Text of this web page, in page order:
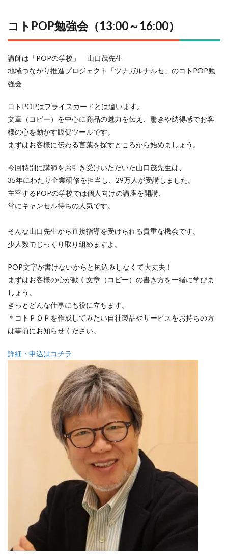
コトPOP勉強会（13:00～16:00）
講師は「POPの学校」 山口茂先生
地域つながり推進プロジェクト「ツナガルナルセ」のコトPOP勉
強会
コトPOPはプライスカードとは違います。
文章（コピー）を中心に商品の魅力を伝え、驚きや納得感でお客
様の心を動かす販促ツールです。
まずはお客様に伝わる言葉を探すところから始めましょう。
今回特別に講師をお引き受けいただいた山口茂先生は、
35年にわたり企業研修を担当し、29万人が受講しました。
主宰するPOPの学校では個人向けの講座を開講、
常にキャンセル待ちの人気です。
そんな山口先生から直接指導を受けられる貴重な機会です。
少人数でじっくり取り組めますよ。
POP文字が書けないからと尻込みしなくて大丈夫！
まずはお客様の心が動く文章（コピー）の書き方を一緒に学びま
しょう。
きっとどんな仕事にも役に立ちます。
＊コトＰＯＰを作成してみたい自社製品やサービスをお持ちの方
は事前にお知らせください。
詳細・申込はコチラ